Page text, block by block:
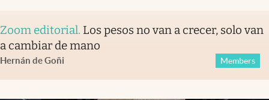
Zoom editorial. Los pesos no van a crecer, solo van
a cambiar de mano
Hernán de Goñi Members